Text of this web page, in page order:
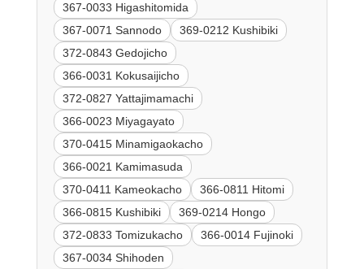
367-0033 Higashitomida
367-0071 Sannodo
369-0212 Kushibiki
372-0843 Gedojicho
366-0031 Kokusaijicho
372-0827 Yattajimamachi
366-0023 Miyagayato
370-0415 Minamigaokacho
366-0021 Kamimasuda
370-0411 Kameokacho
366-0811 Hitomi
366-0815 Kushibiki
369-0214 Hongo
372-0833 Tomizukacho
366-0014 Fujinoki
367-0034 Shihoden